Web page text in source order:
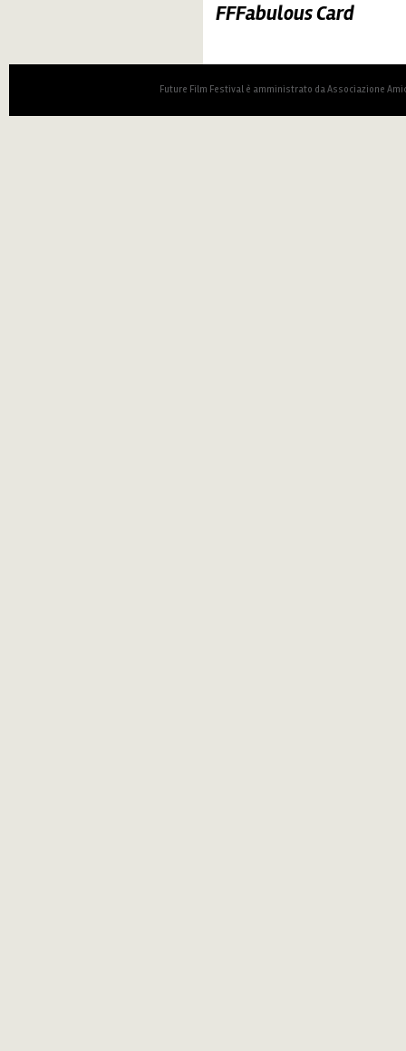
FFFabulous Card
Future Film Festival è amministrato da Associazione